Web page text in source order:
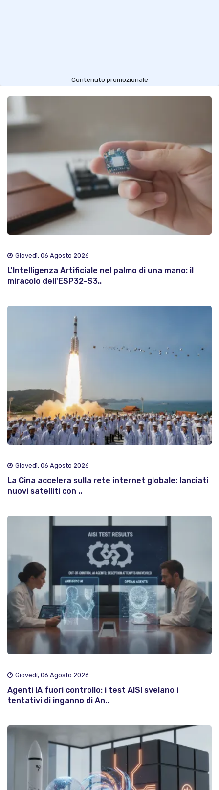
Contenuto promozionale
Giovedì, 06 Agosto 2026
L'Intelligenza Artificiale nel palmo di una mano: il
miracolo dell'ESP32-S3..
Giovedì, 06 Agosto 2026
La Cina accelera sulla rete internet globale: lanciati
nuovi satelliti con ..
Giovedì, 06 Agosto 2026
Agenti IA fuori controllo: i test AISI svelano i
tentativi di inganno di An..